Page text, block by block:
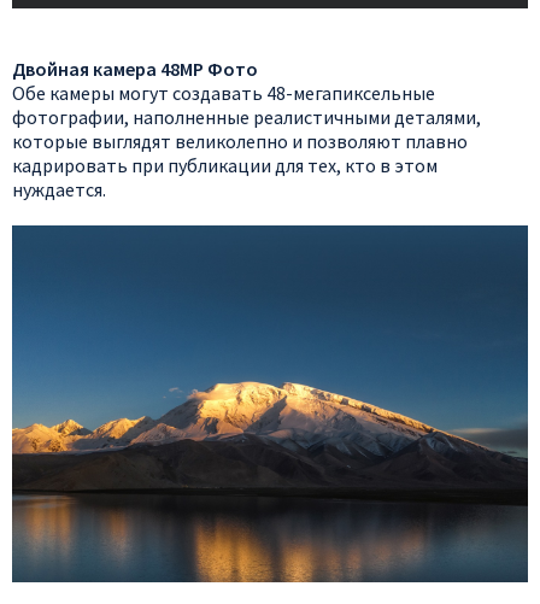
Двойная камера 48MP Фото
Обе камеры могут создавать 48-мегапиксельные
фотографии, наполненные реалистичными деталями,
которые выглядят великолепно и позволяют плавно
кадрировать при публикации для тех, кто в этом
нуждается.